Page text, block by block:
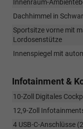
Innenraum-
Dachhimmel in
Sportsitze vorne mit
Lordosenstütze
Innenspiegel mit
Infotainment &
10-Zoll Digitales
12,9-Zoll
4 USB-C-Anschlüsse